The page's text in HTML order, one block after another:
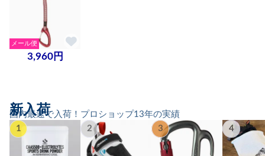
メール便
3,960円
国内最速で入荷！プロショップ13年の実績
新入荷
1 2 3 4